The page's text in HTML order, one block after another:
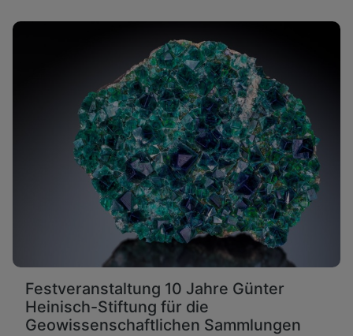
Festveranstaltung 10 Jahre Günter
Heinisch-Stiftung für die
Geowissenschaftlichen Sammlungen